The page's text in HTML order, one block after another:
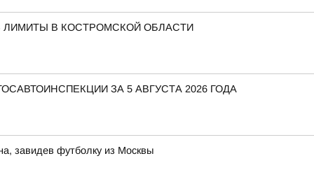
В КОСТРОМСКОЙ ОБЛАСТИ
ЗА 5 АВГУСТА 2026 ГОДА
завидев футболку из Москвы